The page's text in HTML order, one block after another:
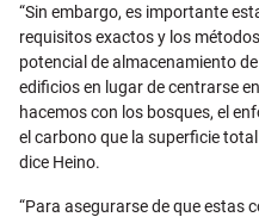
“Sin embargo, es importante
requisitos exactos y los
potencial de almacenamiento
edificios en lugar de centrarse
hacemos con los bosques, el
el carbono que la superficie
dice Heino.
“Para asegurarse de que estas